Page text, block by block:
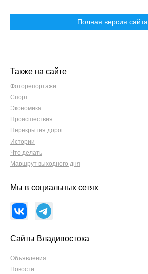
Полная версия сайта
Также на сайте
Фоторепортажи
Спорт
Экономика
Происшествия
Перекрытия дорог
Истории
Что делать
Маршрут выходного дня
Мы в социальных сетях
Сайты Владивостока
Объявления
Новости